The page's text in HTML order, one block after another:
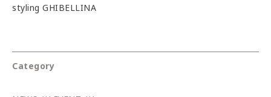
styling GHIBELLINA
Category